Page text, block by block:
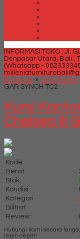
INFORMASI TOKO :
Denpasar Utara, Bali .
(Whatsapp -
Beranda » Kursi Kantor
GAR SYNCH TC2
Kursi
Chelsea III
Kode :
Berat
:
Stok
:
Kondisi
:
Kategori
:
Dilihat
:
Review
:
Hubungi kami secara
lebih cepat!